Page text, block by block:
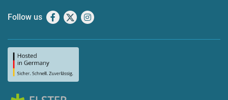
Follow us Facebook
X Instagram